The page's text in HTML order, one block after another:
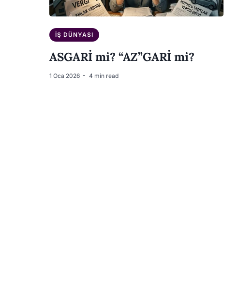
İŞ DÜNYASI
ASGARİ mi? “AZ”GARİ mi?
1 Oca 2026 4 min read